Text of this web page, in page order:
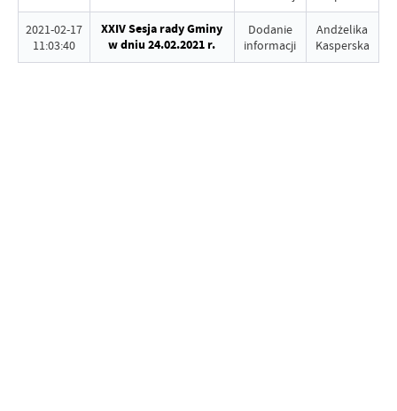
2021-02-17
11:03:40
XXIV Sesja rady Gminy
w dniu 24.02.2021 r.
Dodanie
informacji
Andżelika
Kasperska